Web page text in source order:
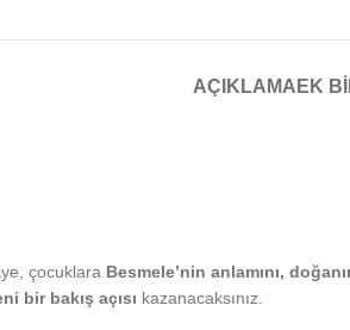
AÇIKLAMA EK
çocuklara Besmele’nin anlamını,
bir bakış açısı kazanacaksınız.